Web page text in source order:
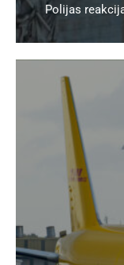
Polijas